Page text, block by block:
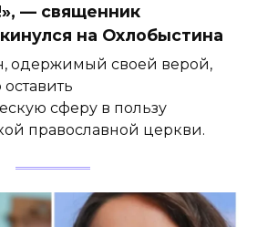
— священник
на Охлобыстина
одержимый своей верой,
сферу в пользу
православной церкви.